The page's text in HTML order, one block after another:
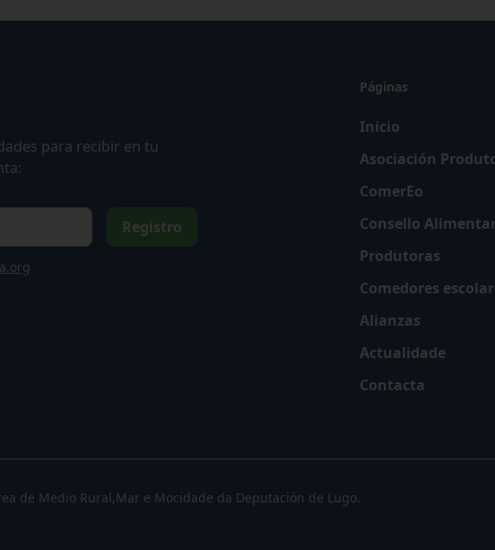
para recibir en tu
Páginas
Inicio
Asociación
ComerEo
Consello
Produtoras
Comedores
Alianzas
Actualidade
Contacta
de Medio Rural,Mar e Mocidade da Deputación de Lugo.